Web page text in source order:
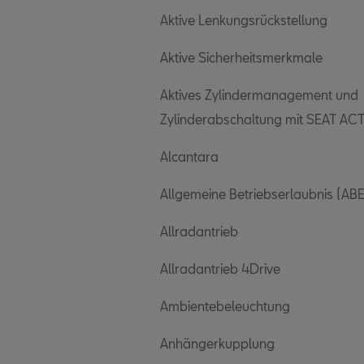
Aktive Lenkungsrückstellung
Aktive Sicherheitsmerkmale
Aktives Zylindermanagement und
Zylinderabschaltung mit SEAT ACT
Alcantara
Allgemeine Betriebserlaubnis
Allradantrieb
Allradantrieb 4Drive
Ambientebeleuchtung
Anhängerkupplung